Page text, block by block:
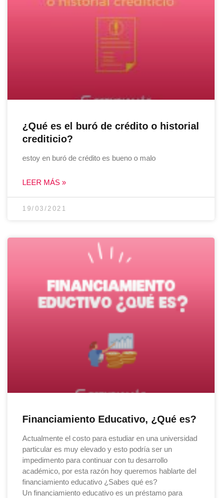
¿Qué es el buró de crédito o historial
crediticio?
estoy en buró de crédito es bueno o malo
LEER MÁS »
19/03/2021
Financiamiento Educativo, ¿Qué es?
Actualmente el costo para estudiar en una universidad
particular es muy elevado y esto podría ser un
impedimento para continuar con tu desarrollo
académico, por esta razón hoy queremos hablarte del
financiamiento educativo ¿Sabes qué es?
Un financiamiento educativo es un préstamo para